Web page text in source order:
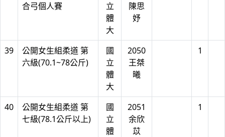
合弓個人賽
立
體
大
陳思
妤
39
公開女生組柔道 第
六級(70.1~78公斤)
國
立
體
大
2050
王桀
曦
1
40
公開女生組柔道 第
七級(78.1公斤以上)
國
立
體
2051
余欣
苡
1